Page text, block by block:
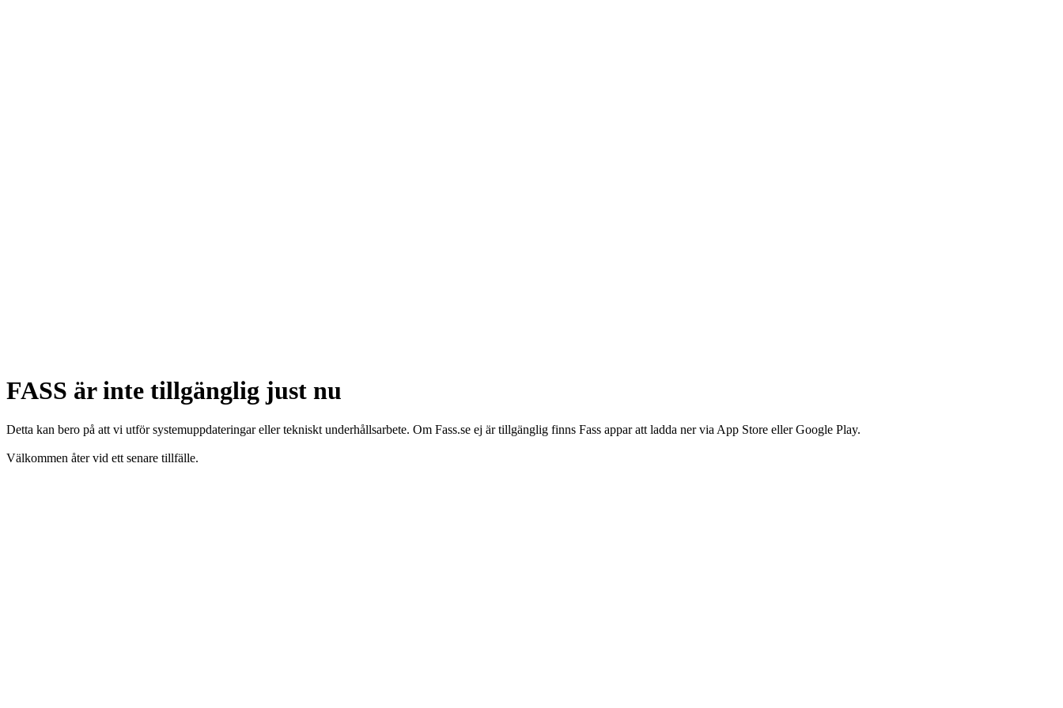
FASS är inte tillgänglig just nu
Detta kan bero på att vi utför systemuppdateringar eller tekniskt underhållsarbete. Om Fass.se ej är tillgänglig finns Fass appar att ladda ner via App Store eller Google Play.
Välkommen åter vid ett senare tillfälle.